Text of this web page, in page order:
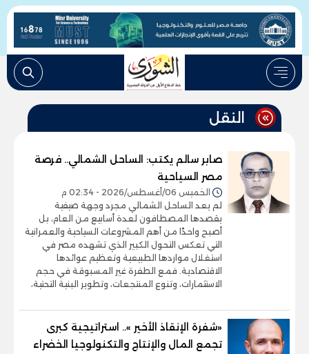
النقل
صابر سالم يكتب: الساحل الشمالي.. فرصة
مصر السياحية
الخميس 06/أغسطس/2026 - 02:34 م
لم يعد الساحل الشمالي مجرد وجهة صيفية
يقصدها المصطافون لعدة أسابيع من العام، بل
أصبح واحدًا من أهم المشروعات السياحية والعمرانية
التي تعكس التحول الكبير الذي تشهده مصر في
استغلال مواردها الطبيعية وتعظيم عوائدها
الاقتصادية. فمع الطفرة غير المسبوقة في حجم
الاستثمارات، وتنوع المنتجعات، وتطوير البنية التحتية،
«شفرة الإنقاذ الأخير ».. استراتيجية كبرى
تجمع المال والإنتاج والتكنولوجيا الخضراء